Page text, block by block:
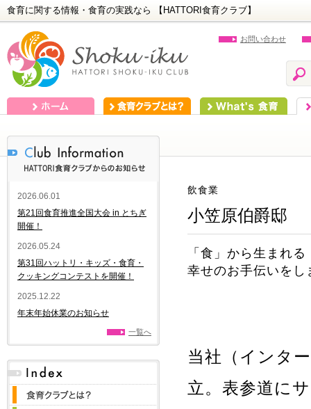
食育に関する情報・食育の実践なら 【HATTORI食育クラブ】
お問い合わせ
飲食業
小笠原伯爵邸
「食」から生まれる
幸せのお手伝いをし
当社（インタ
立。表参道に
2026.06.01
第21回食育推進全国大会 in とちぎ
開催！
2026.05.24
第31回ハットリ・キッズ・食育・
クッキングコンテストを開催！
2025.12.22
年末年始休業のお知らせ
一覧へ